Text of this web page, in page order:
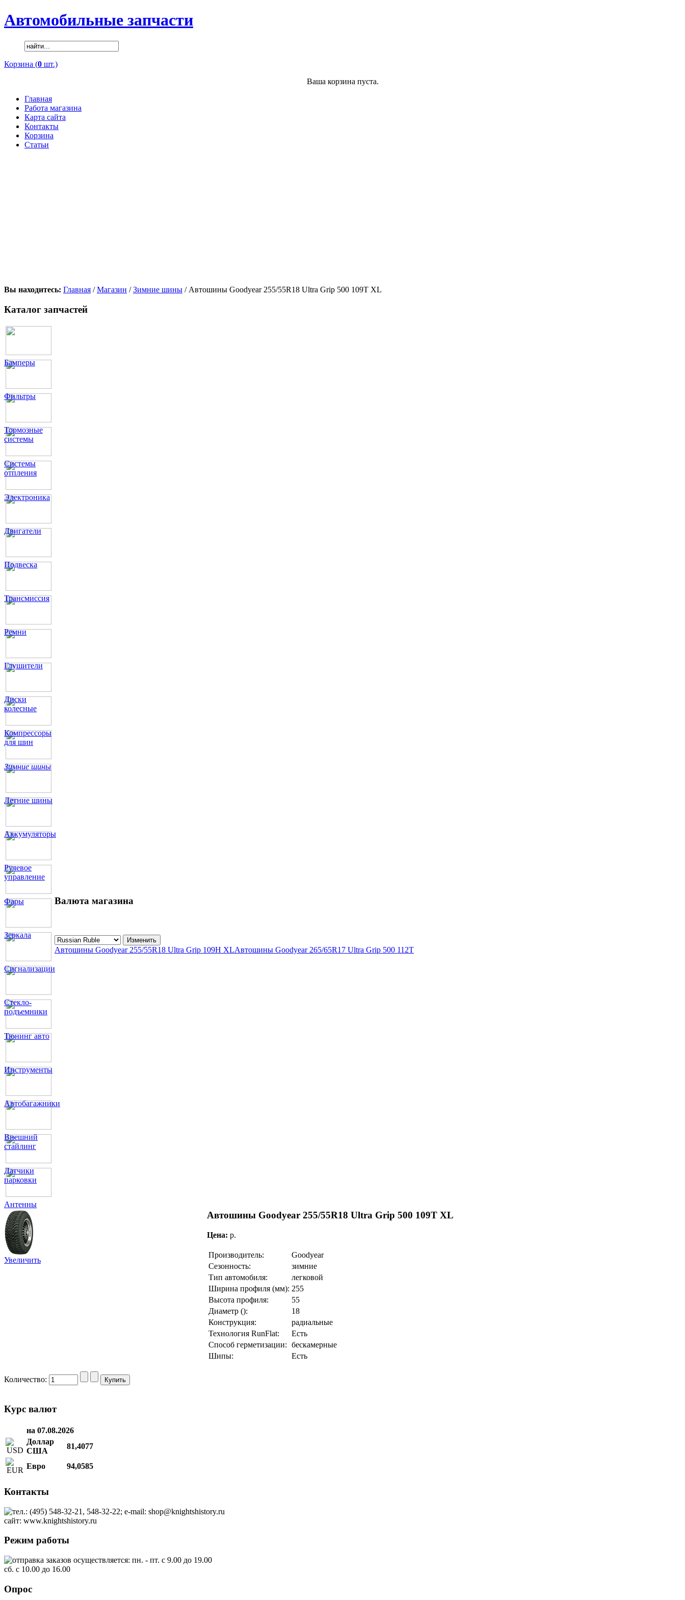
Автомобильные запчасти
Корзина (0 шт.)
Ваша корзина пуста.
Главная
Работа магазина
Карта сайта
Контакты
Корзина
Статьи
Вы находитесь: Главная /Магазин /Зимние шины / Автошины Goodyear 255/55R18 Ultra Grip 500 109T XL
Каталог запчастей
Бамперы
Фильтры
Тормозные
системы
Системы
отпления
Электроника
Двигатели
Подвеска
Трансмиссия
Ремни
Глушители
Диски
колесные
Компрессоры
для шин
Зимние шины
Летние шины
Аккумуляторы
Рулевое
управление
Фары
Зеркала
Сигнализации
Стекло-
подъемники
Тюнинг авто
Инструменты
Автобагажники
Внешний
стайлинг
Датчики
парковки
Антенны
Валюта магазина
Автошины Goodyear 255/55R18 Ultra Grip 109H XLАвтошины Goodyear 265/65R17 Ultra Grip 500 112T
Увеличить
Автошины Goodyear 255/55R18 Ultra Grip 500 109T XL
Цена:p.
Производитель:
Goodyear
Сезонность:
зимние
Тип автомобиля:
легковой
Ширина профиля (мм): 255
Высота профиля:
55
Диаметр ():
18
Конструкция:
радиальные
Технология RunFlat:
Есть
Способ герметизации:
бескамерные
Шипы:
Есть
Количество:
Курс валют
на 07.08.2026
Доллар
США
81,4077
Евро 94,0585
Контакты
тел.: (495) 548-32-21, 548-32-22; e-mail: shop@knightshistory.ru
сайт: www.knightshistory.ru
Режим работы
отправка заказов осуществляется: пн. - пт. с 9.00 до 19.00
сб. с 10.00 до 16.00
Опрос